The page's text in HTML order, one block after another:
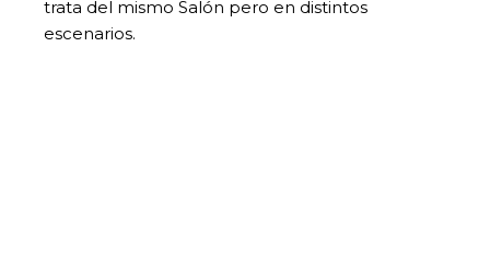
trata del mismo Salón pero en distintos
escenarios.